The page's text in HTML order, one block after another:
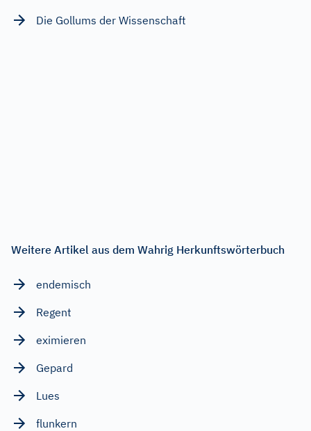
Die Gollums der Wissenschaft
Weitere Artikel aus dem Wahrig Herkunftswörterbuch
endemisch
Regent
eximieren
Gepard
Lues
flunkern